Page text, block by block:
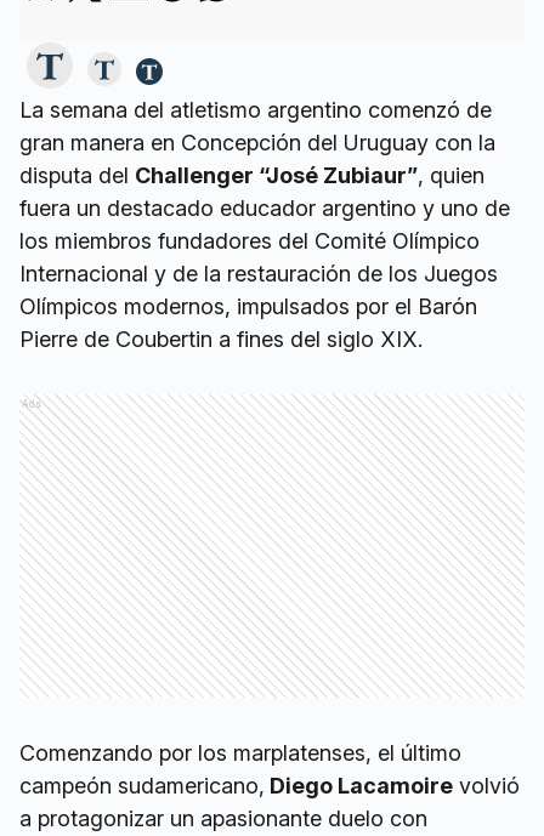
La semana del atletismo argentino comenzó de
gran manera en Concepción del Uruguay con la
disputa del Challenger “José Zubiaur”, quien
fuera un destacado educador argentino y uno de
los miembros fundadores del Comité Olímpico
Internacional y de la restauración de los Juegos
Olímpicos modernos, impulsados por el Barón
Pierre de Coubertin a fines del siglo XIX.
Ads
Comenzando por los marplatenses, el último
campeón sudamericano, Diego Lacamoire volvió
a protagonizar un apasionante duelo con